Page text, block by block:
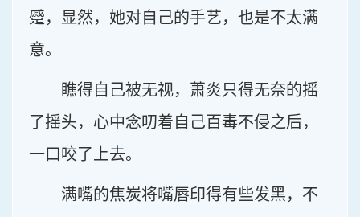
蹙，显然，她对自己的手艺，也是不太满
意。
瞧得自己被无视，萧炎只得无奈的摇
了摇头，心中念叨着自己百毒不侵之后，
一口咬了上去。
满嘴的焦炭将嘴唇印得有些发黑，不